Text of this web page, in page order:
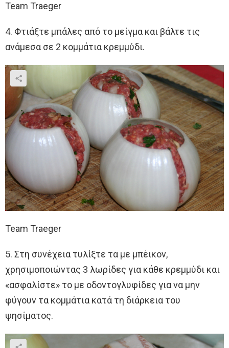
Team Traeger
4. Φτιάξτε μπάλες από το μείγμα και βάλτε τις
ανάμεσα σε 2 κομμάτια κρεμμύδι.
Team Traeger
5. Στη συνέχεια τυλίξτε τα με μπέικον,
χρησιμοποιώντας 3 λωρίδες για κάθε κρεμμύδι και
«ασφαλίστε» το με οδοντογλυφίδες για να μην
φύγουν τα κομμάτια κατά τη διάρκεια του
ψησίματος.